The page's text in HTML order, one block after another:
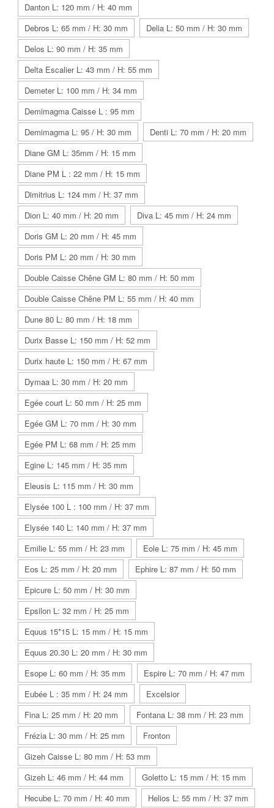
Danton L: 120 mm / H: 40 mm
Debros L: 65 mm / H: 30 mm
Delia L: 50 mm / H: 30 mm
Delos L: 90 mm / H: 35 mm
Delta Escalier L: 43 mm / H: 55 mm
Demeter L: 100 mm / H: 34 mm
Demimagma Caisse L : 95 mm
Demimagma L: 95 / H: 30 mm
Denti L: 70 mm / H: 20 mm
Diane GM L: 35mm / H: 15 mm
Diane PM L : 22 mm / H: 15 mm
Dimitrius L: 124 mm / H: 37 mm
Dion L: 40 mm / H: 20 mm
Diva L: 45 mm / H: 24 mm
Doris GM L: 20 mm / H: 45 mm
Doris PM L: 20 mm / H: 30 mm
Double Caisse Chêne GM L: 80 mm / H: 50 mm
Double Caisse Chêne PM L: 55 mm / H: 40 mm
Dune 80 L: 80 mm / H: 18 mm
Durix Basse L: 150 mm / H: 52 mm
Durix haute L: 150 mm / H: 67 mm
Dymaa L: 30 mm / H: 20 mm
Egée court L: 50 mm / H: 25 mm
Egée GM L: 70 mm / H: 30 mm
Egée PM L: 68 mm / H: 25 mm
Egine L: 145 mm / H: 35 mm
Eleusis L: 115 mm / H: 30 mm
Elysée 100 L : 100 mm / H: 37 mm
Elysée 140 L: 140 mm / H: 37 mm
Emilie L: 55 mm / H: 23 mm
Eole L: 75 mm / H: 45 mm
Eos L: 25 mm / H: 20 mm
Ephire L: 87 mm / H: 50 mm
Epicure L: 50 mm / H: 30 mm
Epsilon L: 32 mm / H: 25 mm
Equus 15*15 L: 15 mm / H: 15 mm
Equus 20.30 L: 20 mm / H: 30 mm
Esope L: 60 mm / H: 35 mm
Espire L: 70 mm / H: 47 mm
Eubée L : 35 mm / H: 24 mm
Excelsior
Fina L: 25 mm / H: 20 mm
Fontana L: 38 mm / H: 23 mm
Frézia L: 30 mm / H: 25 mm
Fronton
Gizeh Caisse L: 80 mm / H: 53 mm
Gizeh L: 46 mm / H: 44 mm
Goletto L: 15 mm / H: 15 mm
Hecube L: 70 mm / H: 40 mm
Helios L: 55 mm / H: 37 mm